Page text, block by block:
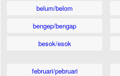
belum/belom
bengep/bengap
besok/esok
februari/pebruari